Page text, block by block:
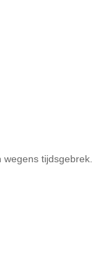
tijdsgebrek.